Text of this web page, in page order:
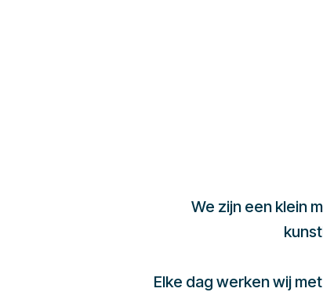
We zijn een klein
Elke dag werken wij